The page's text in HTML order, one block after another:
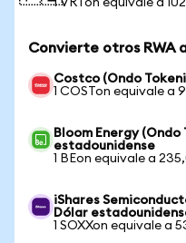
1 VRTon equivale a
Convierte otros RWA
Costco (Ondo
1 COSTon equivale a
Bloom Energy
estadounidense
1 BEon equivale a
iShares
Dólar
1 SOXXon equivale a